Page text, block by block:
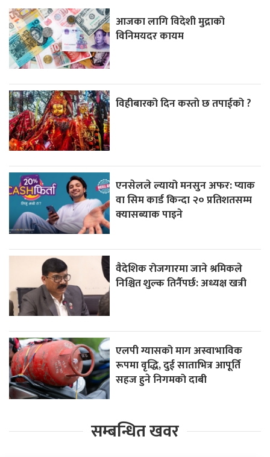
आजका लागि विदेशी मुद्राको
विनिमयदर कायम
विहीबारको दिन कस्ताे छ तपाईको ?
एनसेलले ल्यायो मनसुन अफर: प्याक
वा सिम कार्ड किन्दा २० प्रतिशतसम्म
क्यासब्याक पाइने
वैदेशिक रोजगारमा जाने श्रमिकले
निश्चित शुल्क तिर्नैपर्छ: अध्यक्ष खत्री
एलपी ग्यासको माग अस्वाभाविक
रूपमा वृद्धि, दुई साताभित्र आपूर्ति
सहज हुने निगमको दाबी
सम्बन्धित खवर